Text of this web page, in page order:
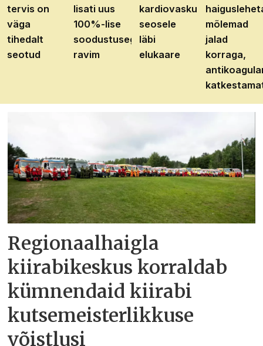
tervis on
väga
tihedalt
seotud
lisati uus
100%-lise
soodustusega
ravim
kardiovaskulaarhaiguste
seosele
läbi
elukaare
mõlemad
jalad
korraga,
Regionaalhaigla
kiirabikeskus korraldab
kümnendaid kiirabi
kutsemeisterlikkuse
võistlusi